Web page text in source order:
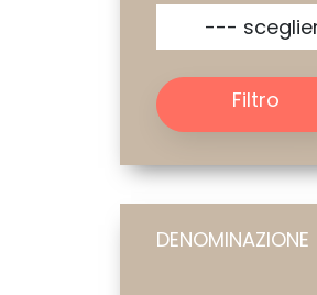
Filtro
DENOMINAZIONE